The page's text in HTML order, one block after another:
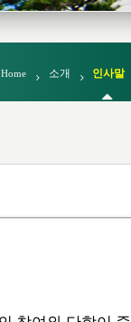
Home 소개 인사말